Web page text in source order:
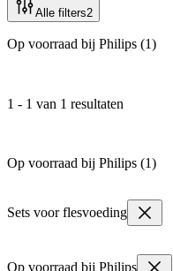
Alle filters2
Op voorraad bij Philips (1)
1 - 1 van 1 resultaten
Op voorraad bij Philips (1)
Sets voor flesvoeding
Op voorraad bij Philips